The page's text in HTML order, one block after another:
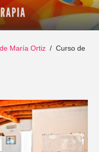
María Ortiz
Curso de